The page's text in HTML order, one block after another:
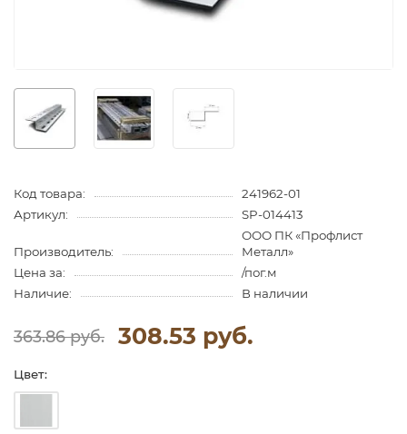
Код товара:
241962-01
Артикул:
SP-014413
Производитель:
ООО ПК «Профлист
Металл»
Цена за:
/пог.м
Наличие:
В наличии
363.86 руб. 308.53 руб.
Цвет: